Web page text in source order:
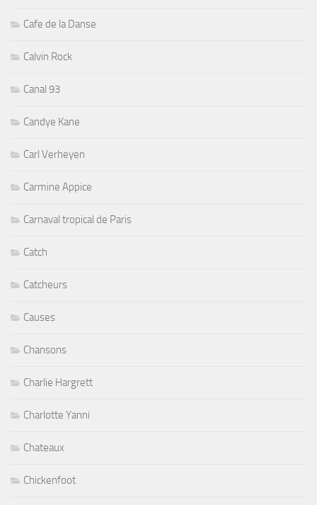
Cafe de la Danse
Calvin Rock
Canal 93
Candye Kane
Carl Verheyen
Carmine Appice
Carnaval tropical de Paris
Catch
Catcheurs
Causes
Chansons
Charlie Hargrett
Charlotte Yanni
Chateaux
Chickenfoot